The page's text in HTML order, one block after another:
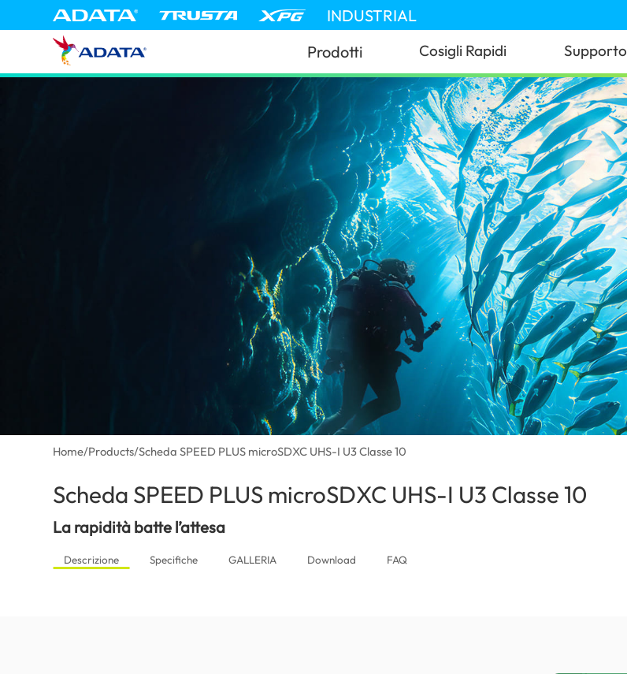
INDUSTRIAL
Prodotti Cosigli Rapidi Supporto
Home/Products/Scheda SPEED PLUS microSDXC UHS-I U3 Classe 10
Scheda SPEED PLUS microSDXC UHS-I U3 Classe 10
La rapidità batte l’attesa
Descrizione Specifiche GALLERIA Download FAQ